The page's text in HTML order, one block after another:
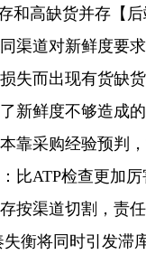
和高缺货并存【
渠道对新鲜度要
失而出现有货缺
新鲜度不够造成
靠采购经验预判
比ATP检查更加
按渠道切割，责
衡将同时引发滞